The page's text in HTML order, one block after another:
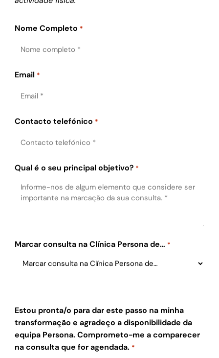
Nome Completo *
Email *
Contacto telefónico *
Qual é o seu principal objetivo? *
Marcar consulta na Clínica Persona de… *
Estou pronta/o para dar este passo na minha
transformação e agradeço a disponibilidade da
equipa Persona. Comprometo-me a comparecer
na consulta que for agendada. *